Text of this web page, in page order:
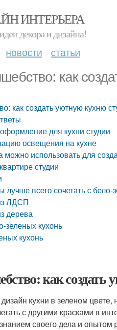
ИНТЕРЬЕРА
декора и дизайна!
новости статьи
как
как создать уютную кухню
для кухни студии
освещения на кухне
использовать для
студии
лучше всего сочетать с
ЛДСП
дерева
кухонь
кухонь
как
кухни в зеленом
с другими красками в
своего дела и опытом